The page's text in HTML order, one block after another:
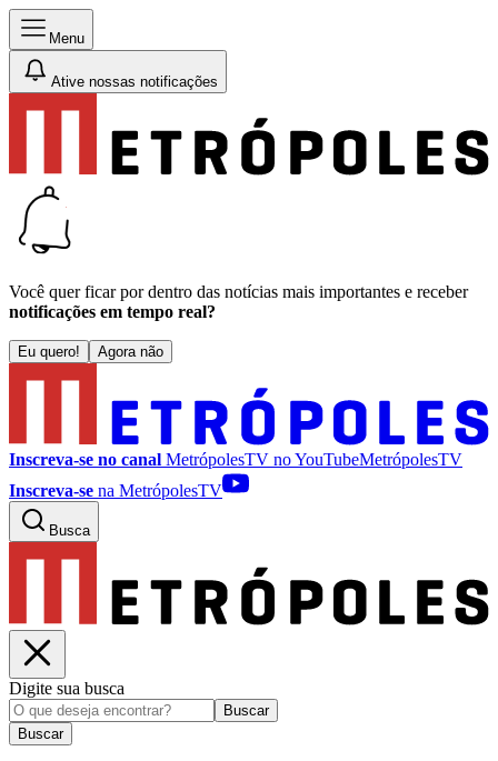
Menu
Ative nossas notificações
Você quer ficar por dentro das notícias mais importantes e receber
notificações em tempo real?
Eu quero! Agora não
Inscreva-se no canal MetrópolesTV noYouTubeMetrópolesTV
Inscreva-se na MetrópolesTV
Busca
Digite sua busca
Buscar
Buscar